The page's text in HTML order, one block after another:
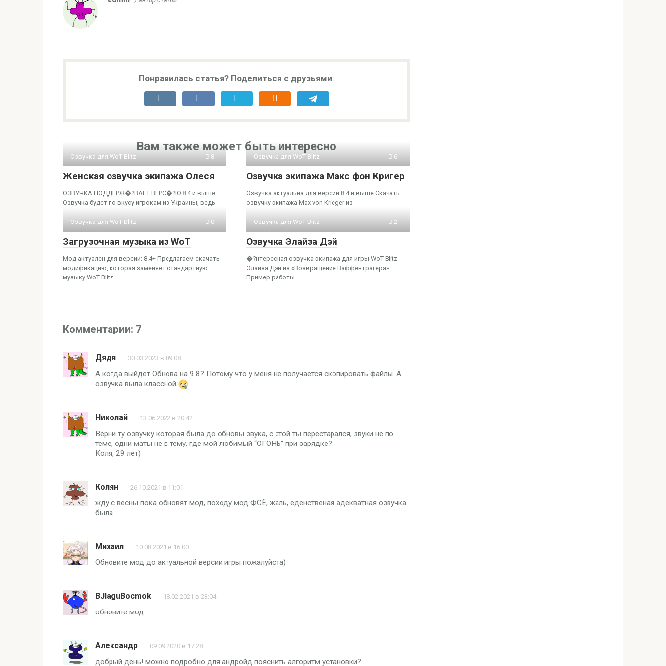
Понравилась статья? Поделиться с друзьями:
Вам также может быть интересно
Озвучка для WoT Blitz 8
Женская озвучка экипажа Олеся
ОЗВУЧКА ПОДДЕРЖ�?ВАЕТ ВЕРС�?Ю 8.4 и выше.
Озвучка будет по вкусу игрокам из Украины, ведь
Озвучка для WoT Blitz 6
Озвучка экипажа Макс фон Кригер
Озвучка актуальна для версии 8.4 и выше Скачать
озвучку экипажа Max von Krieger из
Озвучка для WoT Blitz 0
Загрузочная музыка из WoT
Мод актуален для версии: 8.4+ Предлагаем скачать
модификацию, которая заменяет стандартную
музыку WoT Blitz
Озвучка для WoT Blitz 2
Озвучка Элайза Дэй
�?нтересная озвучка экипажа для игры WoT Blitz
Элайза Дэй из «Возвращение Ваффентрагера».
Пример работы
Комментарии: 7
Дядя 30.03.2023 в 09:08
А когда выйдет Обнова на 9.8? Потому что у меня не получается скопировать файлы. А
озвучка выла классной
Николай 13.06.2022 в 20:42
Верни ту озвучку которая была до обновы звука, с этой ты перестарался, звуки не по
теме, одни маты не в тему, где мой любимый “ОГОНЬ” при зарядке?
Коля, 29 лет)
Колян 26.10.2021 в 11:01
жду с весны пока обновят мод, походу мод ФСЁ, жаль, еденственая адекватная озвучка
была
Михаил 10.08.2021 в 16:00
Обновите мод до актуальной версии игры пожалуйста)
BJIaguBocmok 18.02.2021 в 23:04
обновите мод
Александр 09.09.2020 в 17:28
добрый день! можно подробно для андройд пояснить алгоритм установки?